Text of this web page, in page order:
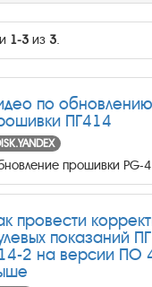
1-3 из 3.
по обновлению
ПГ414
прошивки PG-
провести
показаний
2 на версии ПО